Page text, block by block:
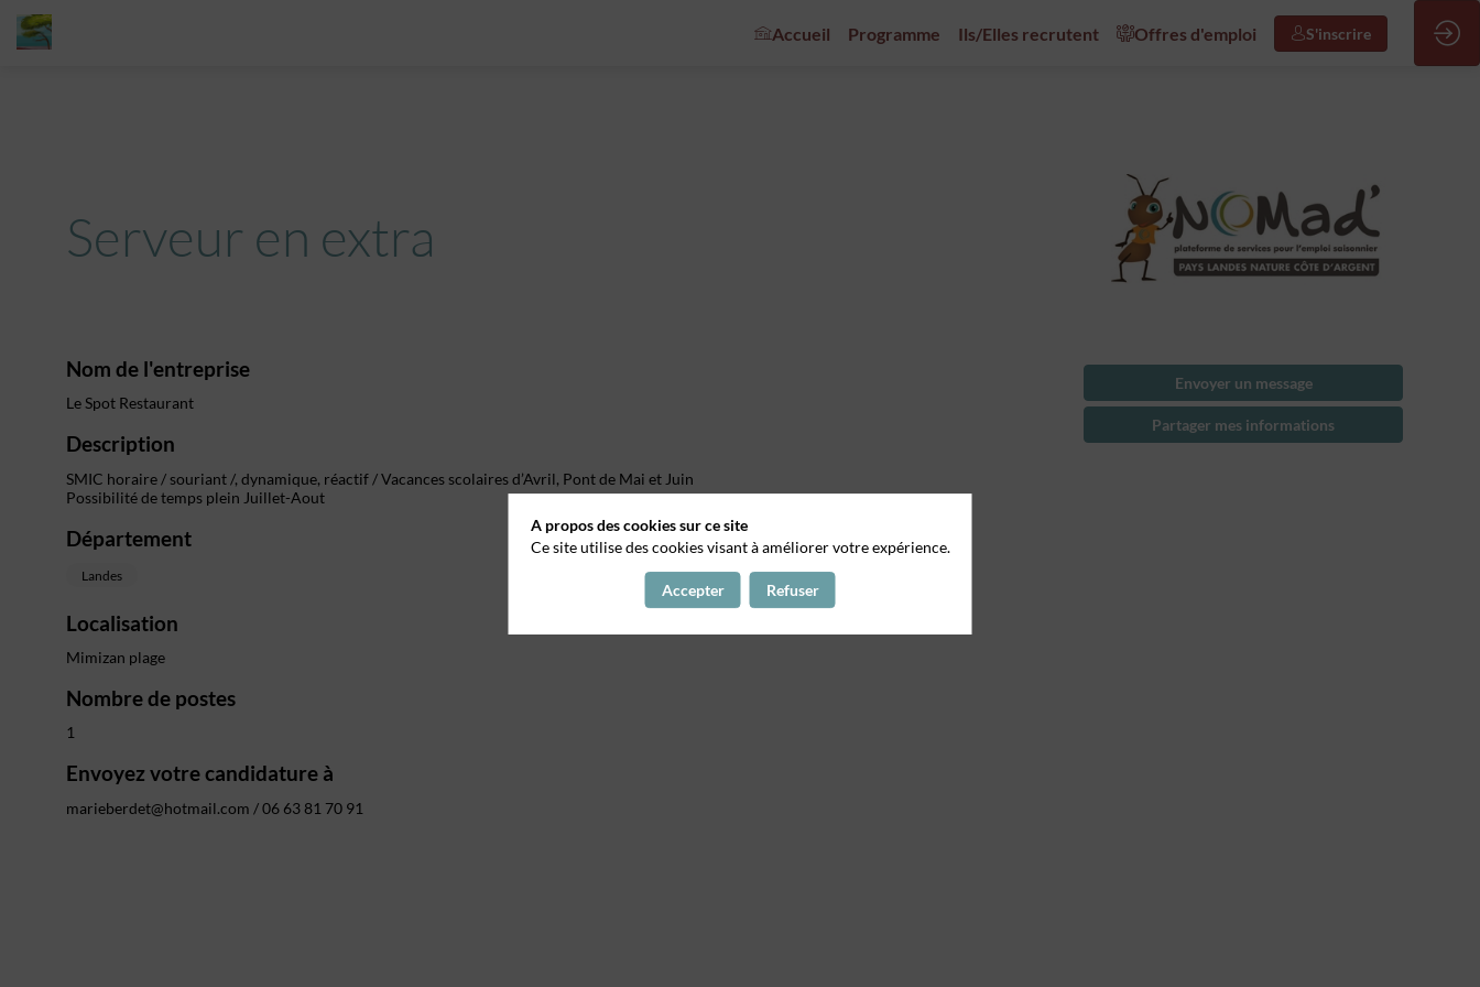
Accueil Programme Ils/Elles recrutent Offres d'emploi S'inscrire
Serveur en extra
Envoyer un message
Partager mes informations
Nom de l'entreprise
Le Spot Restaurant
Description
SMIC horaire / souriant /, dynamique, réactif / Vacances scolaires d’Avril, Pont de Mai et Juin
Possibilité de temps plein Juillet-Aout
Département
Landes
Localisation
Mimizan plage
Nombre de postes
1
Envoyez votre candidature à
marieberdet@hotmail.com / 06 63 81 70 91
A propos des cookies sur ce site
Ce site utilise des cookies visant à améliorer votre expérience.
Accepter Refuser